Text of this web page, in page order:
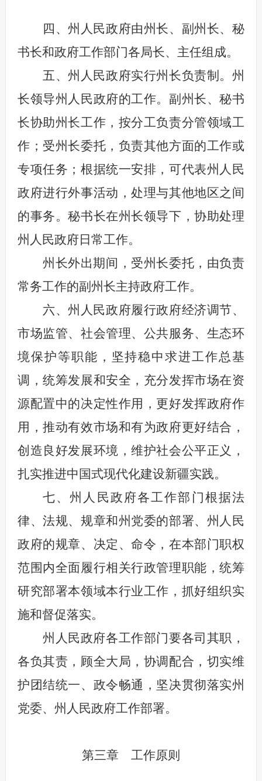
四、州人民政府由州长、副州长、秘
书长和政府工作部门各局长、主任组成。
五、州人民政府实行州长负责制。州
长领导州人民政府的工作。副州长、秘书
长协助州长工作，按分工负责分管领域工
作；受州长委托，负责其他方面的工作或
专项任务；根据统一安排，可代表州人民
政府进行外事活动，处理与其他地区之间
的事务。秘书长在州长领导下，协助处理
州人民政府日常工作。
州长外出期间，受州长委托，由负责
常务工作的副州长主持政府工作。
六、州人民政府履行政府经济调节、
市场监管、社会管理、公共服务、生态环
境保护等职能，坚持稳中求进工作总基
调，统筹发展和安全，充分发挥市场在资
源配置中的决定性作用，更好发挥政府作
用，推动有效市场和有为政府更好结合，
创造良好发展环境，维护社会公平正义，
扎实推进中国式现代化建设新疆实践。
七、州人民政府各工作部门根据法
律、法规、规章和州党委的部署、州人民
政府的规章、决定、命令，在本部门职权
范围内全面履行相关行政管理职能，统筹
研究部署本领域本行业工作，抓好组织实
施和督促落实。
州人民政府各工作部门要各司其职，
各负其责，顾全大局，协调配合，切实维
护团结统一、政令畅通，坚决贯彻落实州
党委、州人民政府工作部署。
第三章 工作原则